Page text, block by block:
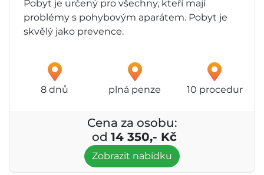
Pobyt je určený pro všechny, kteří mají
problémy s pohybovým aparátem. Pobyt je
skvělý jako prevence.
8 dnů plná penze 10 procedur
Cena za osobu:
od 14 350,- Kč
Zobrazit nabídku